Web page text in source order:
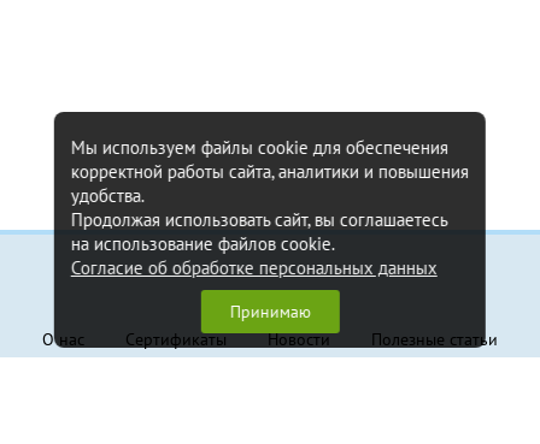
Информация
О нас Сертификаты Новости
Полезные статьи
Мы используем файлы cookie для обеспечения
корректной работы сайта, аналитики и повышения
удобства.
Продолжая использовать сайт, вы соглашаетесь
на использование файлов cookie.
Согласие об обработке персональных данных
Принимаю